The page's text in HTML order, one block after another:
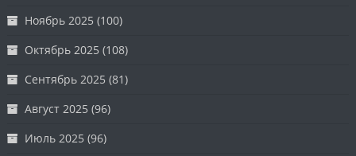
Ноябрь 2025 (100)
Октябрь 2025 (108)
Сентябрь 2025 (81)
Август 2025 (96)
Июль 2025 (96)